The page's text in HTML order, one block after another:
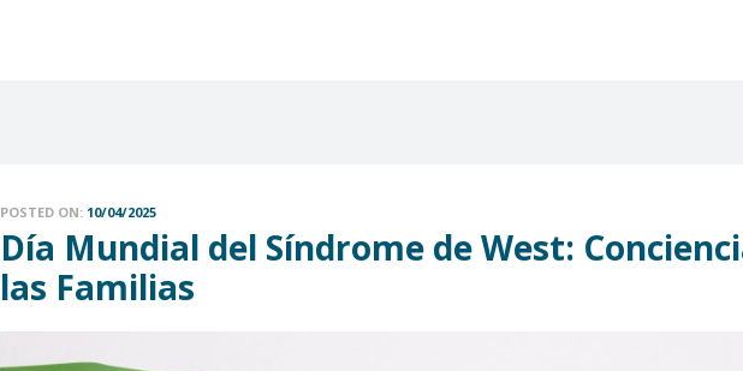
POSTED ON: 10/04/2025
Día Mundial del Síndrome de West:
las Familias